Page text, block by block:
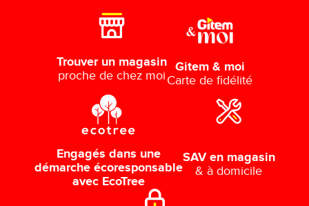
Trouver un magasin
proche de chez moi
Gitem & moi
Carte de fidélité
Engagés dans une
démarche écoresponsable
avec EcoTree
SAV en magasin
& à domicile